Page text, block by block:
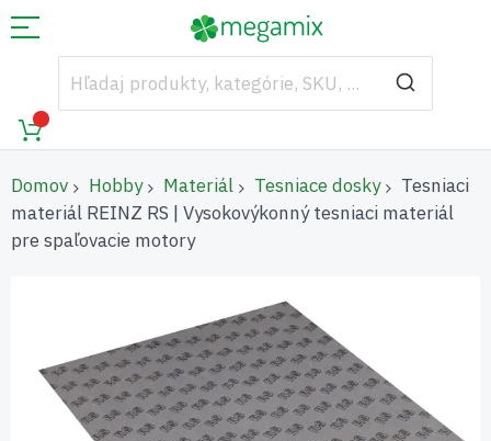
Domov Hobby Materiál Tesniace dosky
Tesniaci
materiál REINZ RS | Vysokovýkonný tesniaci materiál
pre spaľovacie motory
obrázkov